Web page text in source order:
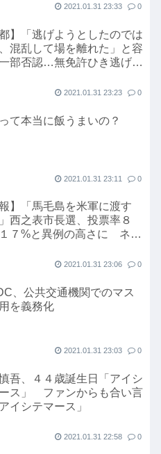
2021.01.31 23:33 0
都】「逃げようとしたのでは
混乱して場を離れた」と容
部否認…無免許ひき逃げ容
2021.01.31 23:23 0
て本当に飯うまいの？
2021.01.31 23:11 0
報】「馬毛島を米軍に渡す
西之表市長選、投票率８
７%と異例の高さに ネト
2021.01.31 23:06 0
、公共交通機関でのマス
を義務化
2021.01.31 23:03 0
吾、４４歳誕生日「アイシ
ス」 ファンからも合い言
イシテマース」
2021.01.31 22:58 0